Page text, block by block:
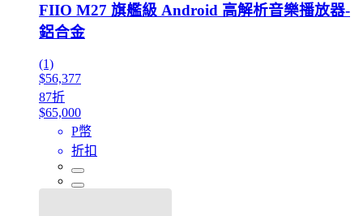
FIIO M27 旗艦級 Android 高解析音樂播放器-
鋁合金
(1)
$56,377
87折
$65,000
P幣
折扣